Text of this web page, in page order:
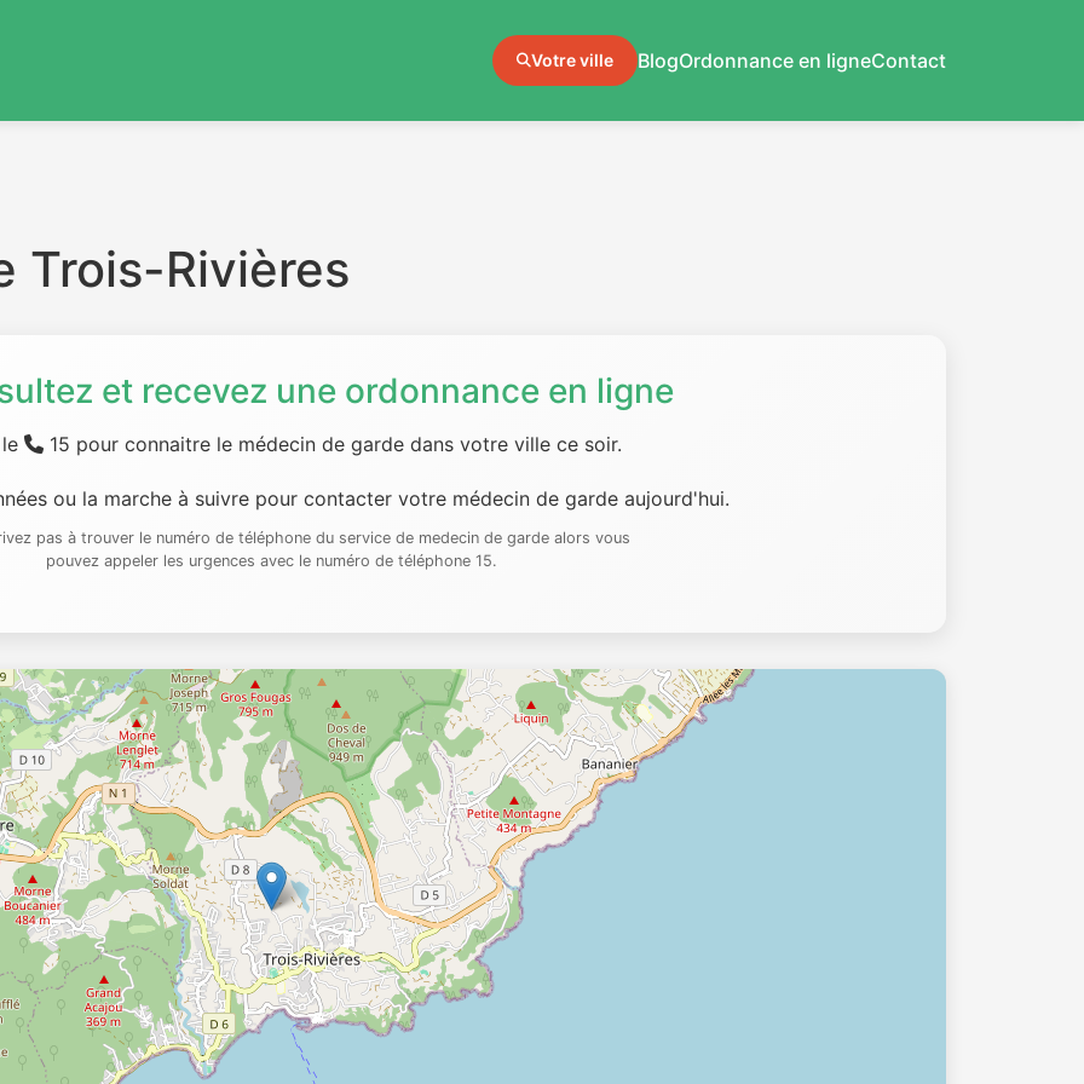
Votre ville BlogOrdonnance en ligneContact
Trois-Rivières
et recevez une ordonnance en ligne
15 pour connaitre le médecin de garde dans votre ville ce soir.
ou la marche à suivre pour contacter votre médecin de garde aujourd'hui.
pas à trouver le numéro de téléphone du service de medecin de garde alors vous
pouvez appeler les urgences avec le numéro de téléphone 15.